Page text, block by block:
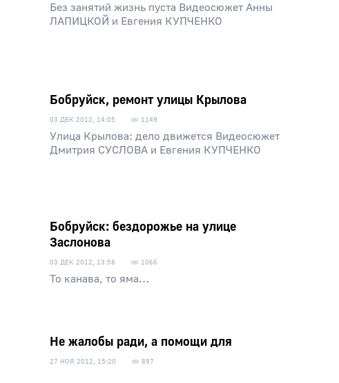
Без занятий жизнь пуста Видеосюжет Анны
ЛАПИЦКОЙ и Евгения КУПЧЕНКО
Бобруйск, ремонт улицы Крылова
03 ДЕК 2012, 14:05 1149
Улица Крылова: дело движется Видеосюжет
Дмитрия СУСЛОВА и Евгения КУПЧЕНКО
Бобруйск: бездорожье на улице
Заслонова
03 ДЕК 2012, 13:58 1066
То канава, то яма…
Не жалобы ради, а помощи для
27 НОЯ 2012, 15:20 897